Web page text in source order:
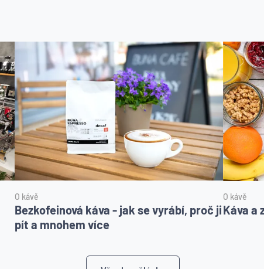
O kávě
Bezkofeinová káva - jak se vyrábí, proč ji
pít a mnohem více
O kávě
Káva a